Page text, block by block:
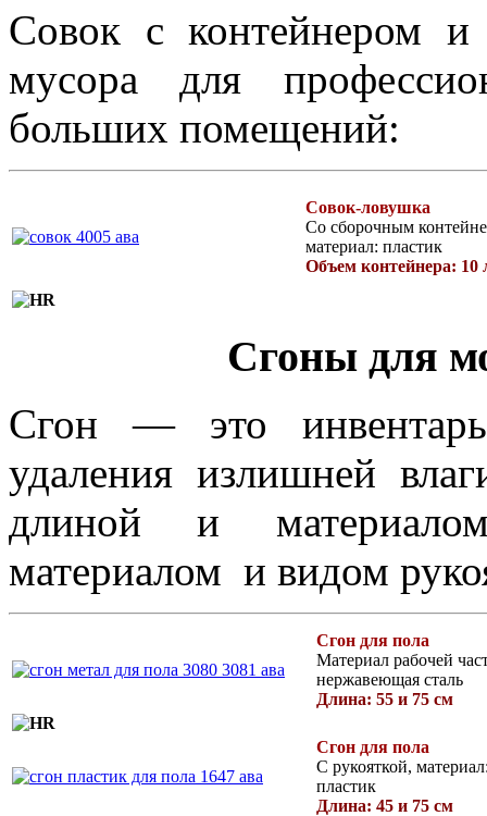
Совок с контейнером
мусора для
больших помещений:
Совок-ловушка
Со сборочным
материал: пластик
Объем контейнера: 10
Сгоны для
Сгон — это
удаления излишней
длиной и
материалом и видом
Сгон для пола
Материал рабочей
нержавеющая сталь
Длина: 55 и 75 см
Сгон для пола
С рукояткой,
пластик
Длина: 45 и 75 см